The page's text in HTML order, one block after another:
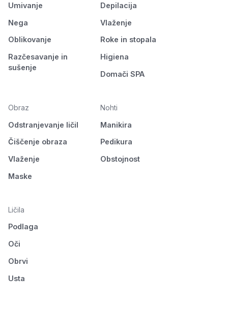
Umivanje
Nega
Oblikovanje
Razčesavanje in
sušenje
Depilacija
Vlaženje
Roke in stopala
Higiena
Domači SPA
Obraz
Odstranjevanje ličil
Čiščenje obraza
Vlaženje
Maske
Nohti
Manikira
Pedikura
Obstojnost
Ličila
Podlaga
Oči
Obrvi
Usta